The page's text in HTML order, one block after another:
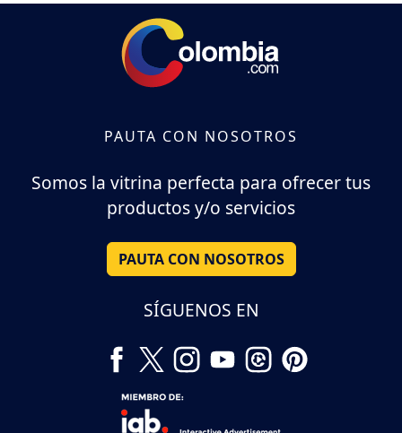
PAUTA CON NOSOTROS
Somos la vitrina perfecta para ofrecer tus
productos y/o servicios
PAUTA CON NOSOTROS
SÍGUENOS EN